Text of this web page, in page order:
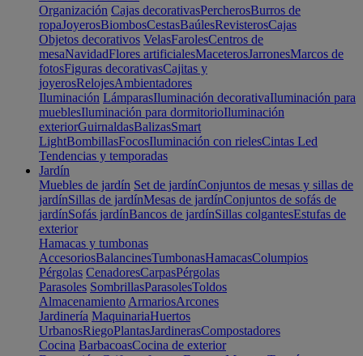
Organización Cajas decorativasPercherosBurros de
ropaJoyerosBiombosCestasBaúlesRevisterosCajas
Objetos decorativos VelasFarolesCentros de
mesaNavidadFlores artificialesMaceterosJarronesMarcos de
fotosFiguras decorativasCajitas y
joyerosRelojesAmbientadores
Iluminación LámparasIluminación decorativaIluminación para
mueblesIluminación para dormitorioIluminación
exteriorGuirnaldasBalizasSmart
LightBombillasFocosIluminación con rielesCintas Led
Tendencias y temporadas
Jardín
Muebles de jardín Set de jardínConjuntos de mesas y sillas de
jardínSillas de jardínMesas de jardínConjuntos de sofás de
jardínSofás jardínBancos de jardínSillas colgantesEstufas de
exterior
Hamacas y tumbonas
AccesoriosBalancinesTumbonasHamacasColumpios
Pérgolas CenadoresCarpasPérgolas
Parasoles SombrillasParasolesToldos
Almacenamiento ArmariosArcones
Jardinería MaquinariaHuertos
UrbanosRiegoPlantasJardinerasCompostadores
Cocina BarbacoasCocina de exterior